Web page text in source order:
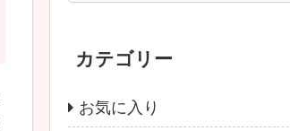
カテゴリー
お気に入り